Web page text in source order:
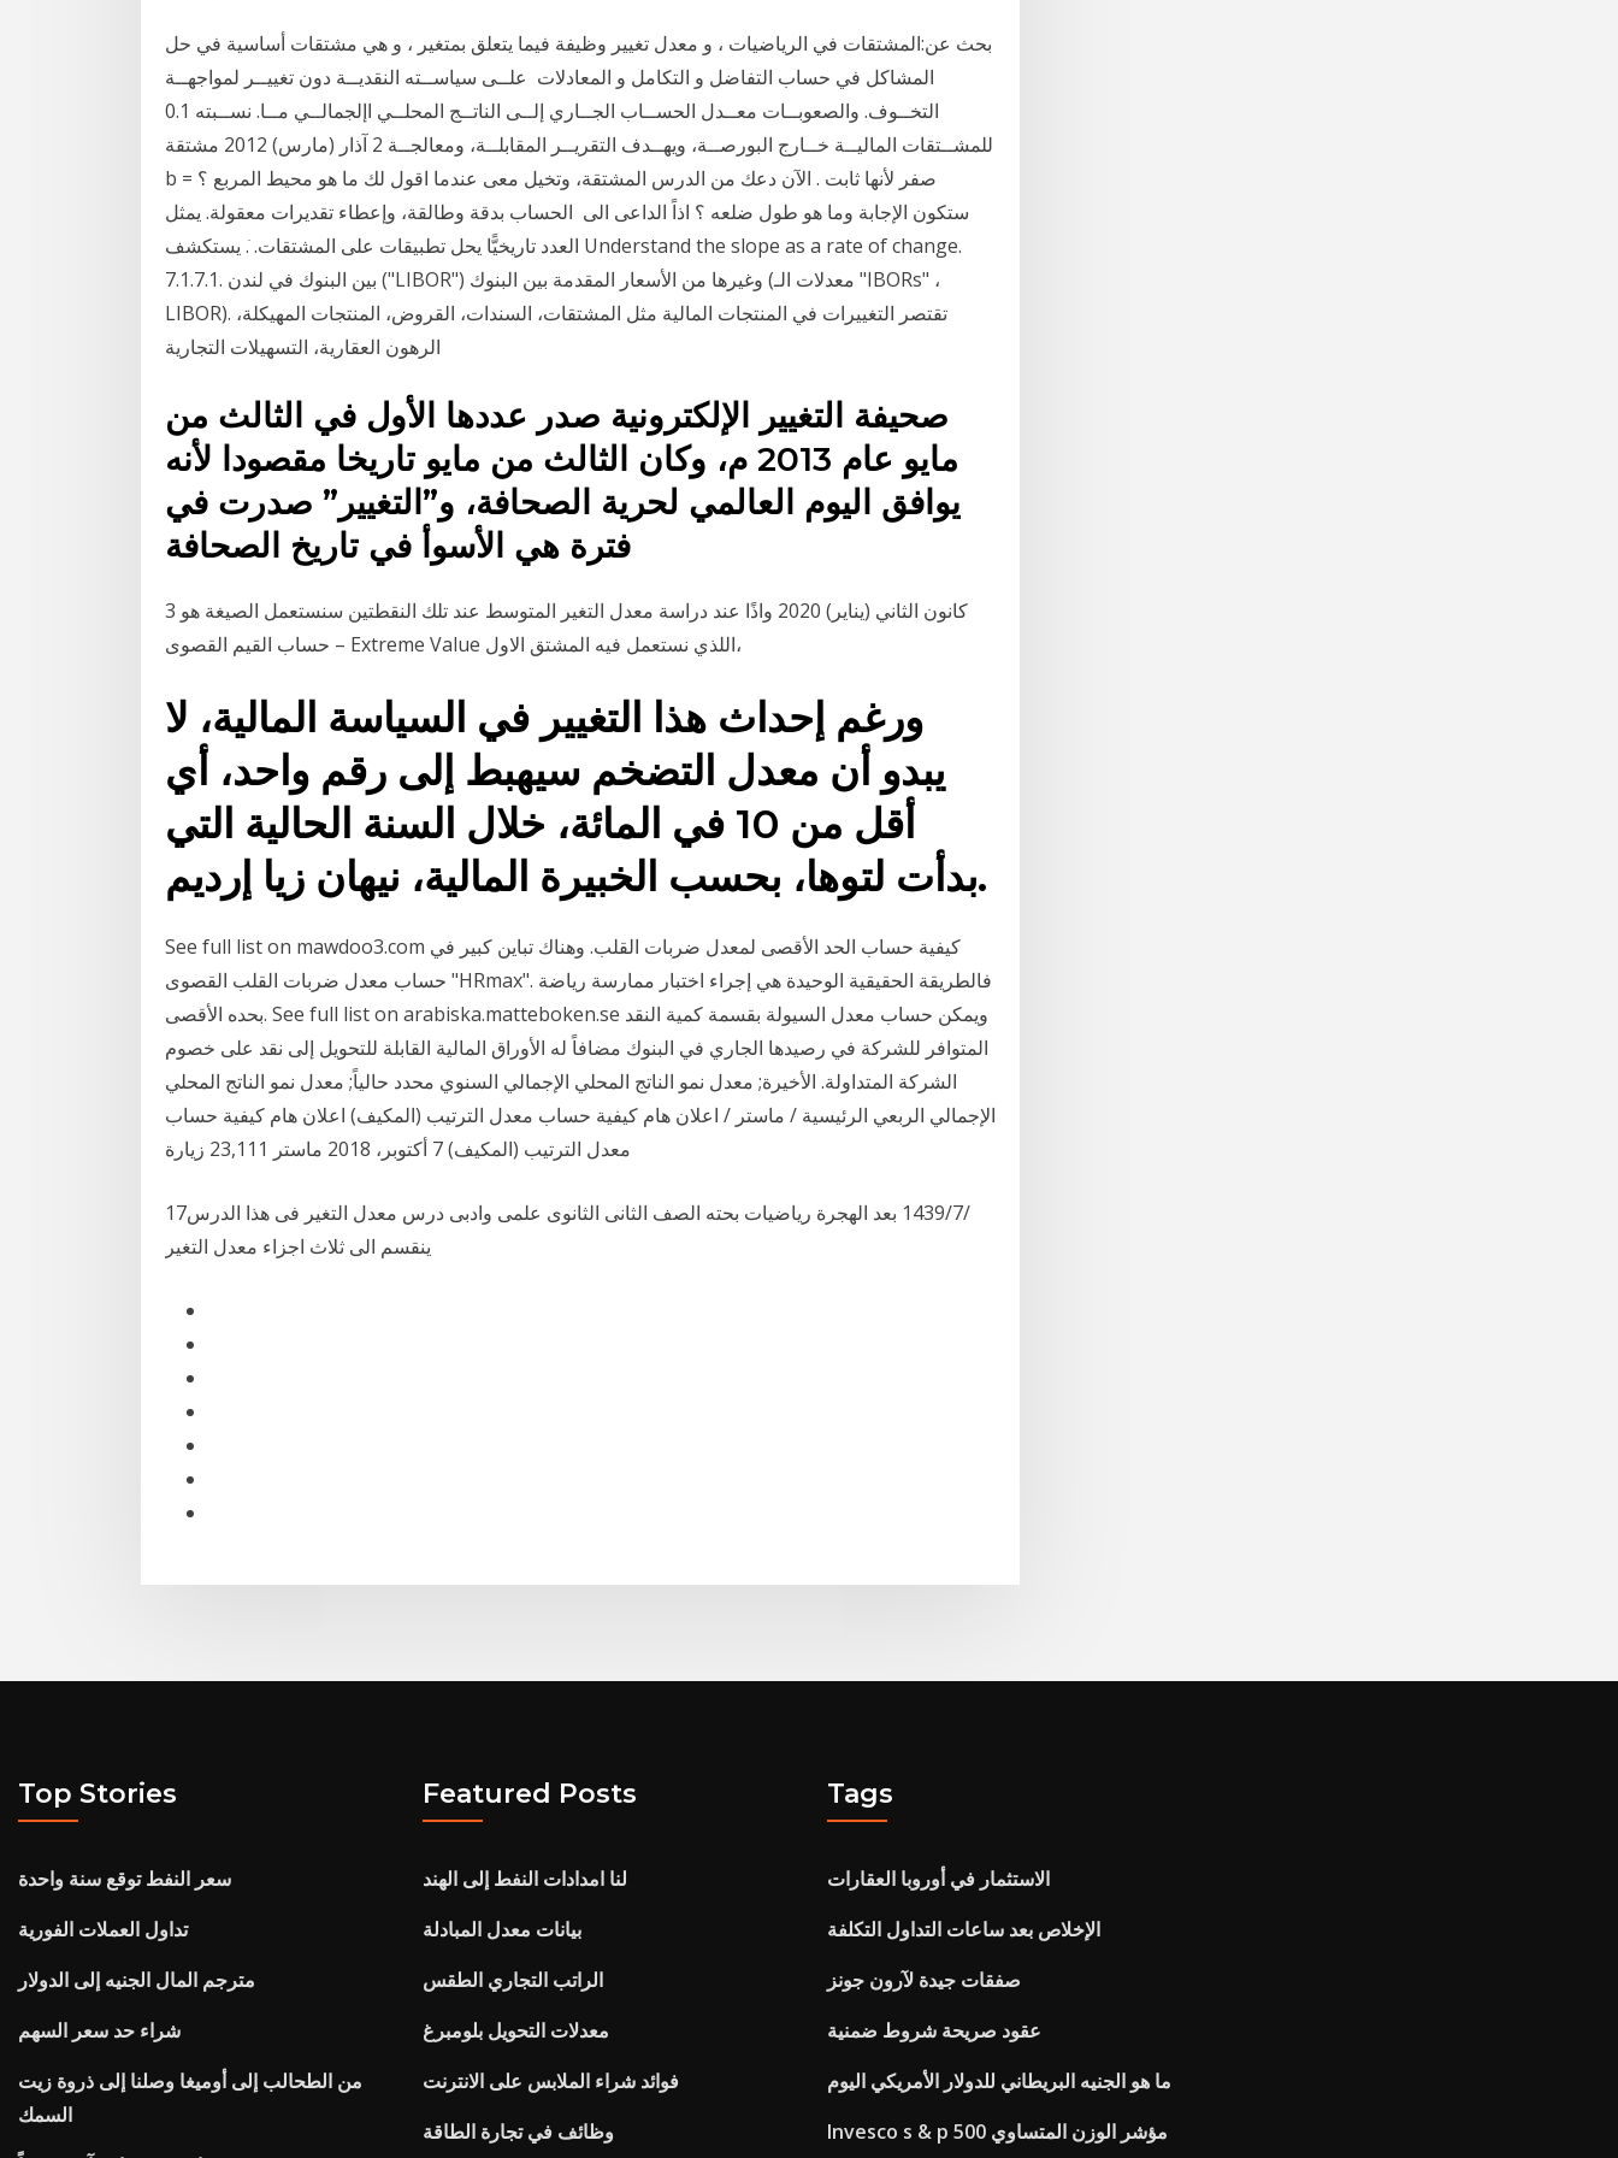
بحث عن:المشتقات في الرياضيات ، و معدل تغيير وظيفة فيما يتعلق بمتغير ، و هي مشتقات أساسية في حل
المشاكل في حساب التفاضل و التكامل و المعادلات علــى سياســته النقديــة دون تغييــر لمواجهــة
التخــوف. والصعوبــات معــدل الحســاب الجــاري إلــى الناتــج المحلــي اإلجمالــي مــا. نســبته 0.1
للمشــتقات الماليــة خــارج البورصــة، ويهــدف التقريــر المقابلــة، ومعالجــة 2 آذار (مارس) 2012 مشتقة
b = صفر لأنها ثابت . الآن دعك من الدرس المشتقة، وتخيل معى عندما اقول لك ما هو محيط المربع ؟
ستكون الإجابة وما هو طول ضلعه ؟ اذاً الداعى الى الحساب بدقة وطالقة، وإعطاء تقديرات معقولة. يمثل
العدد تاريخيًّا يحل تطبيقات على المشتقات. ֺ. يستكشف Understand the slope as a rate of change.
7.1.7.1. ﺑﻴﻦ اﻟﺒﻨﻮك ﻓﻲ ﻟﻨﺪن ("LIBOR") وﻏﻴﺮﻫﺎ ﻣﻦ اﻷﺳﻌﺎر اﻟﻤﻘﺪﻣﺔ ﺑﻴﻦ اﻟﺒﻨﻮك (ﻣﻌﺪﻻت اﻟـ "IBORs" ،
LIBOR). ﺗﻘﺘﺼﺮ اﻟﺘﻐﻴﻴﺮات ﻓﻲ اﻟﻤﻨﺘﺠﺎت اﻟﻤﺎﻟﻴﺔ ﻣﺜﻞ اﻟﻤﺸﺘﻘﺎت، اﻟﺴﻨﺪات، اﻟﻘﺮوض، اﻟﻤﻨﺘﺠﺎت اﻟﻤﻬﻴﻜﻠﺔ،
اﻟﺮﻫﻮن اﻟﻌﻘﺎرﻳﺔ، اﻟﺘﺴﻬﻴﻼت اﻟﺘﺠﺎرﻳﺔ
صحيفة التغيير الإلكترونية صدر عددها الأول في الثالث من
مايو عام 2013 م، وكان الثالث من مايو تاريخا مقصودا لأنه
يوافق اليوم العالمي لحرية الصحافة، و”التغيير” صدرت في
فترة هي الأسوأ في تاريخ الصحافة
3 كانون الثاني (يناير) 2020 واذًا عند دراسة معدل التغير المتوسط عند تلك النقطتين سنستعمل الصيغة هو
حساب القيم القصوى – Extreme Value اللذي نستعمل فيه المشتق الاول،
ورغم إحداث هذا التغيير في السياسة المالية، لا
يبدو أن معدل التضخم سيهبط إلى رقم واحد، أي
أقل من 10 في المائة، خلال السنة الحالية التي
بدأت لتوها، بحسب الخبيرة المالية، نيهان زيا إرديم.
See full list on mawdoo3.com كيفية حساب الحد الأقصى لمعدل ضربات القلب. وهناك تباين كبير في
حساب معدل ضربات القلب القصوى "HRmax". فالطريقة الحقيقية الوحيدة هي إجراء اختبار ممارسة رياضة
بحده الأقصى. See full list on arabiska.matteboken.se ويمكن حساب معدل السيولة بقسمة كمية النقد
المتوافر للشركة في رصيدها الجاري في البنوك مضافاً له الأوراق المالية القابلة للتحويل إلى نقد على خصوم
الشركة المتداولة. الأخيرة; معدل نمو الناتج المحلي الإجمالي السنوي محدد حالياً; معدل نمو الناتج المحلي
الإجمالي الربعي الرئيسية / ماستر / اعلان هام كيفية حساب معدل الترتيب (المكيف) اعلان هام كيفية حساب
معدل الترتيب (المكيف) 7 أكتوبر، 2018 ماستر 23,111 زيارة
17‏‏/7‏‏/1439 بعد الهجرة رياضيات بحته الصف الثانى الثانوى علمى وادبى درس معدل التغير فى هذا الدرس
ينقسم الى ثلاث اجزاء معدل التغير
Top Stories
سعر النفط توقع سنة واحدة
تداول العملات الفورية
مترجم المال الجنيه إلى الدولار
شراء حد سعر السهم
من الطحالب إلى أوميغا وصلنا إلى ذروة زيت
السمك
Featured Posts
لنا امدادات النفط إلى الهند
بيانات معدل المبادلة
الراتب التجاري الطقس
معدلات التحويل بلومبرغ
فوائد شراء الملابس على الانترنت
وظائف في تجارة الطاقة
Tags
الاستثمار في أوروبا العقارات
الإخلاص بعد ساعات التداول التكلفة
صفقات جيدة لآرون جونز
عقود صريحة شروط ضمنية
ما هو الجنيه البريطاني للدولار الأمريكي اليوم
Invesco s & p 500 مؤشر الوزن المتساوي